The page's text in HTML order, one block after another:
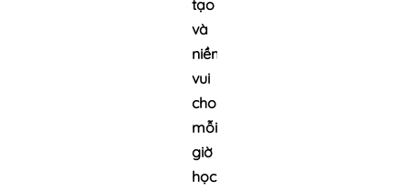
tạo
và
niềm
vui
cho
mỗi
giờ
học.